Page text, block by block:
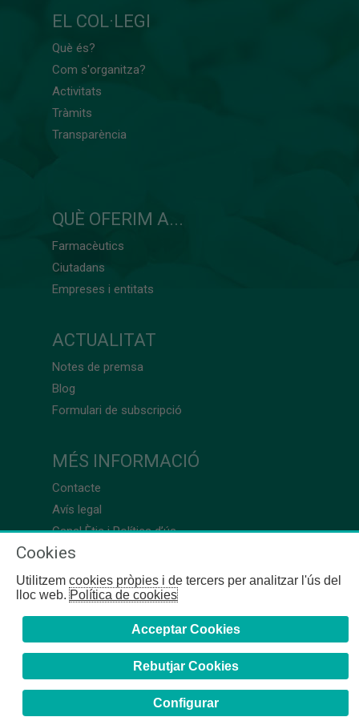
EL COL·LEGI
Què és?
Com s'organitza?
Activitats
Tràmits
Transparència
QUÈ OFERIM A...
Farmacèutics
Ciutadans
Empreses i entitats
ACTUALITAT
Notes de premsa
Blog
Formulari de subscripció
MÉS INFORMACIÓ
Contacte
Avís legal
Canal Ètic i Política d’ús
Cookies
Utilitzem cookies pròpies i de tercers per analitzar l'ús del
lloc web.Política de cookies
Acceptar Cookies
Rebutjar Cookies
Configurar